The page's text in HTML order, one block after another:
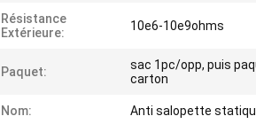
Résistance
Extérieure:
10e6-10e9ohms
Paquet:
sac 1pc/opp, puis
carton
Nom: Anti salopette